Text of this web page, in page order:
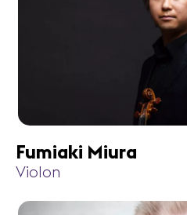
Fumiaki Miura
Violon